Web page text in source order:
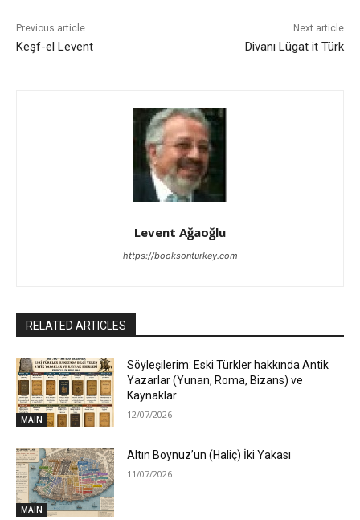
Previous article
Keşf-el Levent
Next article
Divanı Lügat it Türk
Levent Ağaoğlu
https://booksonturkey.com
RELATED ARTICLES
MAIN
Söyleşilerim: Eski Türkler hakkında Antik
Yazarlar (Yunan, Roma, Bizans) ve
Kaynaklar
12/07/2026
MAIN
Altın Boynuz’un (Haliç) İki Yakası
11/07/2026